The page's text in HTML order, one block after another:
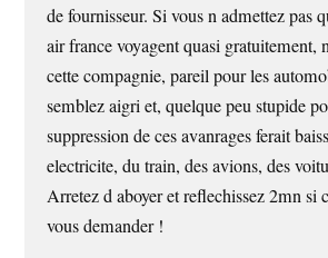
de fournisseur. Si vous n admettez pas
air france voyagent quasi gratuitement,
cette compagnie, pareil pour les
semblez aigri et, quelque peu stupide
suppression de ces avanrages ferait
electricite, du train, des avions, des
Arretez d aboyer et reflechissez 2mn si
vous demander !